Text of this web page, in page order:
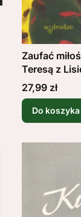
Zaufać
Teresą z
POPŁAWSKI
Cena
27,99 zł
Do koszyka